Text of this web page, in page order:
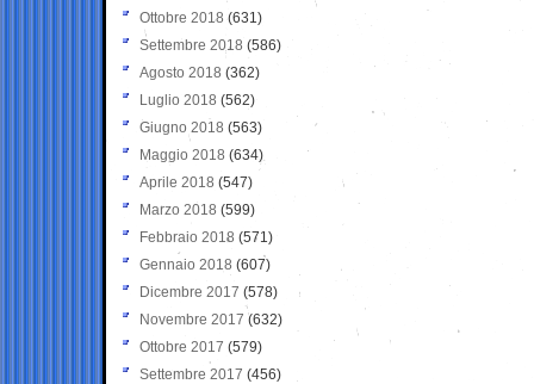
Ottobre 2018 (631)
Settembre 2018 (586)
Agosto 2018 (362)
Luglio 2018 (562)
Giugno 2018 (563)
Maggio 2018 (634)
Aprile 2018 (547)
Marzo 2018 (599)
Febbraio 2018 (571)
Gennaio 2018 (607)
Dicembre 2017 (578)
Novembre 2017 (632)
Ottobre 2017 (579)
Settembre 2017 (456)